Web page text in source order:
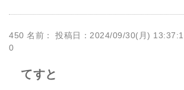
450 名前：
投稿日：2024/09/30(月)
0
てすと